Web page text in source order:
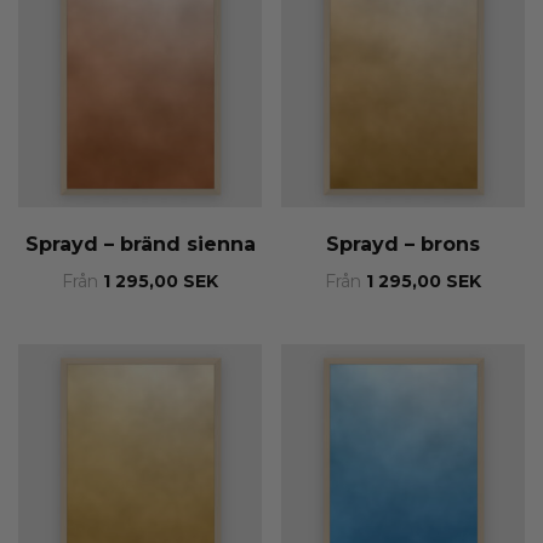
Sprayd – bränd sienna
Från 1 295,00 SEK
Sprayd – brons
Från 1 295,00 SEK